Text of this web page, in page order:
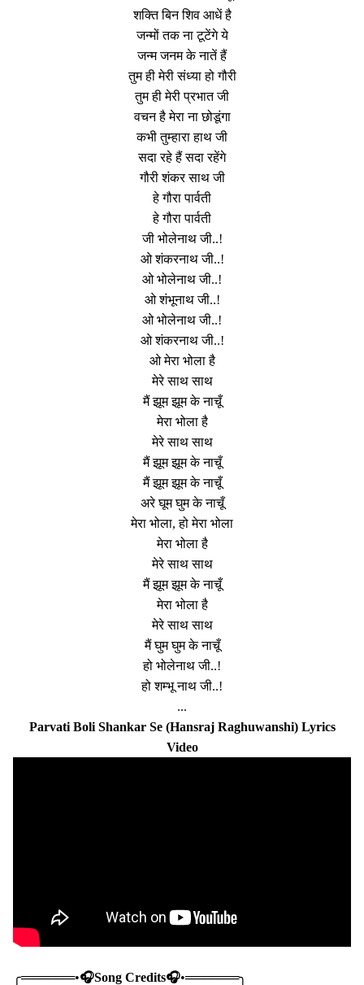
शक्ति बिन शिव आधें है
जन्मों तक ना टूटेंगे ये
जन्म जनम के नातें हैं
तुम ही मेरी संध्या हो गौरी
तुम ही मेरी प्रभात जी
वचन है मेरा ना छोडूंगा
कभी तुम्हारा हाथ जी
सदा रहे हैं सदा रहेंगे
गौरी शंकर साथ जी
हे गौरा पार्वती
हे गौरा पार्वती
जी भोलेनाथ जी..!
ओ शंकरनाथ जी..!
ओ भोलेनाथ जी..!
ओ शंभूनाथ जी..!
ओ भोलेनाथ जी..!
ओ शंकरनाथ जी..!
ओ मेरा भोला है
मेरे साथ साथ
मैं झूम झूम के नाचूँ
मेरा भोला है
मेरे साथ साथ
मैं झूम झूम के नाचूँ
मैं झूम झूम के नाचूँ
अरे घूम घुम के नाचूँ
मेरा भोला, हो मेरा भोला
मेरा भोला है
मेरे साथ साथ
मैं झूम झूम के नाचूँ
मेरा भोला है
मेरे साथ साथ
मैं घुम घुम के नाचूँ
हो भोलेनाथ जी..!
हो शम्भू नाथ जी..!
...
Parvati Boli Shankar Se (Hansraj Raghuwanshi) Lyrics
Video
╭══════•🎧Song Credits🎧•══════╮